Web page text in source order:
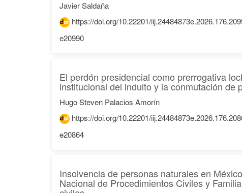
Javier Saldaña
https://doi.org/10.22201/
e20990
El perdón presidencial como prerrogativa
institucional del indulto y la conmutación de
Hugo Steven Palacios Amorín
https://doi.org/10.22201/
e20864
Insolvencia de personas naturales en
Nacional de Procedimientos Civiles y